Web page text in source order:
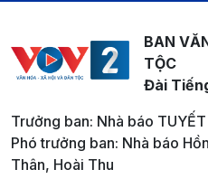
BAN
TỘC
Đài
Trưởng ban: Nhà báo
Phó trưởng ban: Nhà báo
Thân, Hoài Thu